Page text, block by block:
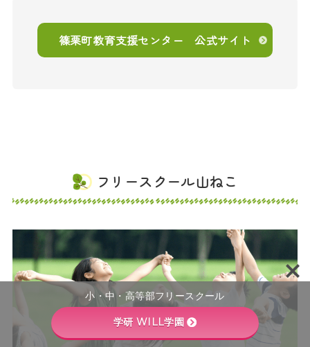
篠栗町教育支援センター 公式サイト
フリースクール山ねこ
小・中・高等部フリースクール
学研 WILL学園